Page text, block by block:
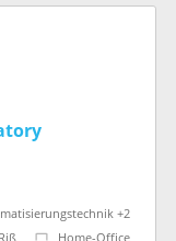
+2
Home-Office